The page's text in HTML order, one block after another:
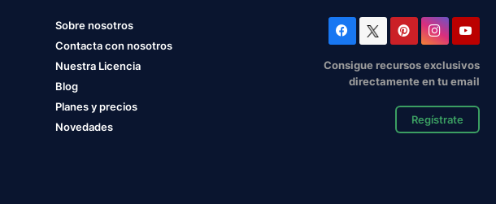
Sobre nosotros
Contacta con nosotros
Nuestra Licencia
Blog
Planes y precios
Novedades
Consigue recursos exclusivos
directamente en tu email
Regístrate